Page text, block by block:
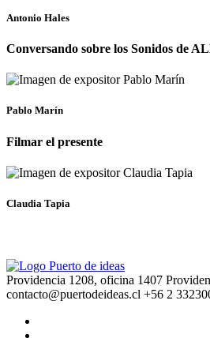
Antonio Hales
Conversando sobre los Sonidos de
Pablo Marín
Filmar el presente
Claudia Tapia
Providencia 1208, oficina 1407
contacto@puertodeideas.cl +56 2